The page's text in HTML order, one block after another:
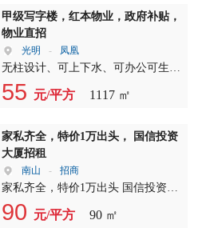
的企业在这里焕发新的活力！办公室
出租，我们用心服务，只为给您带来
最佳的办公体验。
3. 格局：4室1厅 【温馨提醒】 除了
海翔广场，我们还拥有100平方米至
2000平方米不等的不同户型写字楼出
租、写字楼招租、办公室出租资源。
点击我的头像，您可以浏览更多房
源，找到最适合您的办公空间。 为
税、搬家、装修、室内绿化、办公室
清洁等。为了避免您看房辛苦，节约
您宝贵时间，请您提前电话沟通，我
们将及时匹配并预约适合您的房源。
祝您工作顺利，财源广进！期待与您
城，我们还拥有大量的在租面积，包
括-3000平米及独栋写字楼，满足不
同企业的需求。 作为专业的写字楼
出租顾问，我拥有足够的专业能力，
能够快速根据客户的要求，匹配出最
合适的房源。我们的服务团队专注于
园大冲片区的写字楼出租业务。 我
们提供全程陪同服务，从看房到签订
合同，都有专属顾问为您提供1对1的
专业化服务。我们承诺不收取任何费
用，欢迎您的监督。 在您签约后，
我们还将全程协助后续事项，包括备
是大型企业，都能在这里找到合适的
办公空间。 写字楼招租，我们承
诺，带全套办公家私，让您无需额外
投资，即可立即投入使用。从办公桌
俱全。 办公室出租，我们的服务团
导，确保您的办公环境舒适、高效。
在这里，您将享受到一站式服务，让
您的企业运营更加顺畅。 选择我
们，您将获得： 宽敞的办公空间，
满足您的成长需求 东北向采光，提
升工作效率 全套办公家私，节省您
角环线G4华为入口2km；1.5km直入
梅观快速道。 3.周边配置完善，商业
配套齐全。与华为，天安云谷，佳兆
业，富士康，宝能等知名企业构成
5km～10分钟经济圈，餐饮，住宿，
娱乐，休闲一应俱全。 4.红本物业，
5.办公空间全部精装修，家私空调齐
全，隔间，会议室，茶水间，接待
区，休息区，前台服务，打印等应有
尽有，直接拎包办公，省钱省力省
元/平米直租！！ 如华为为邻，天安
甲级写字楼，红本物业，政府补贴，
物业直招
光明 - 凤凰
无柱设计、可上下水、可办公可生
产、楼上工业最佳选择、可申请多项
政策补贴 房号：1605单元 三面采光
税/月 空调：24小时记电费 朝向：东
南 备注：整栋室内无柱设计、消防
合格，可上下水排烟排污、红本可备
案、可协助申请多项补贴、可办公及
生产 光明新区，制造业，智能科技
也汇聚地，区域内高薪科技行业，智
55 元/平方 1117 ㎡
家私齐全，特价1万出头， 国信投资
大厦招租
南山 - 招商
家私齐全，特价1万出头 国信投资大
厦1307 面积:90㎡，70%使用率 格
局:2+1，卡位6-8卡位
90 元/平方 90 ㎡